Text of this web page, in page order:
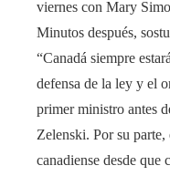
viernes con Mary
Minutos después,
“Canadá siempre
defensa de la ley y el
primer ministro antes
Zelenski. Por su
canadiense desde que